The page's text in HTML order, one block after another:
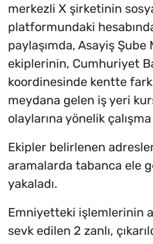
merkezli X şirketinin
platformundaki
paylaşımda, Asayiş
ekiplerinin, Cumhuriyet
koordinesinde kentte
meydana gelen iş yeri
olaylarına yönelik
Ekipler belirlenen
aramalarda tabanca ele
yakaladı.
Emniyetteki işlemlerinin
sevk edilen 2 zanlı,